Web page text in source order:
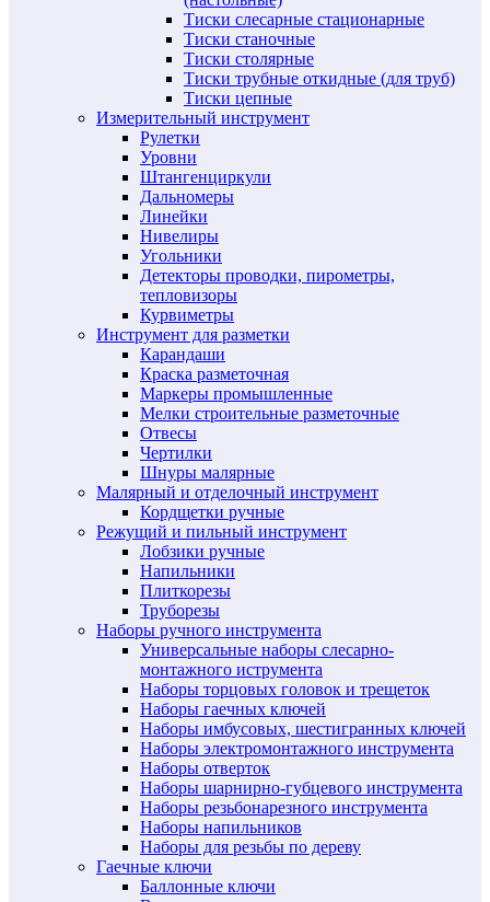
Тиски слесарные стационарные
Тиски станочные
Тиски столярные
Тиски трубные откидные (для труб)
Тиски цепные
Измерительный инструмент
Рулетки
Уровни
Штангенциркули
Дальномеры
Линейки
Нивелиры
Угольники
Детекторы проводки, пирометры,
тепловизоры
Курвиметры
Инструмент для разметки
Карандаши
Краска разметочная
Маркеры промышленные
Мелки строительные разметочные
Отвесы
Чертилки
Шнуры малярные
Малярный и отделочный инструмент
Кордщетки ручные
Режущий и пильный инструмент
Лобзики ручные
Напильники
Плиткорезы
Труборезы
Наборы ручного инструмента
Универсальные наборы слесарно-
монтажного иструмента
Наборы торцовых головок и трещеток
Наборы гаечных ключей
Наборы имбусовых, шестигранных ключей
Наборы электромонтажного инструмента
Наборы отверток
Наборы шарнирно-губцевого инструмента
Наборы резьбонарезного инструмента
Наборы напильников
Наборы для резьбы по дереву
Гаечные ключи
Баллонные ключи